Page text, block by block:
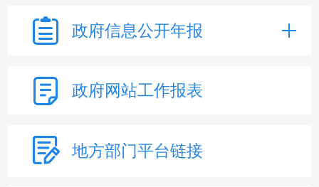
政府信息公开年报
政府网站工作报表
地方部门平台链接